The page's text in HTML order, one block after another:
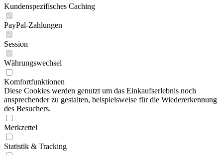
Kundenspezifisches Caching
PayPal-Zahlungen
Session
Währungswechsel
Komfortfunktionen
Diese Cookies werden genutzt um das Einkaufserlebnis noch
ansprechender zu gestalten, beispielsweise für die Wiedererkennung
des Besuchers.
Merkzettel
Statistik & Tracking